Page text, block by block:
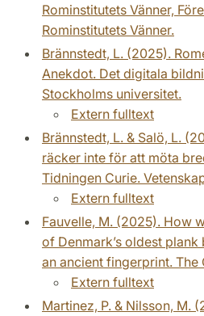
Rominstitutets Vänner,
Rominstitutets Vänner.
Brännstedt, L. (2025).
Anekdot. Det digitala
Stockholms universitet.
Extern fulltext
Brännstedt, L. & Salö, L.
räcker inte för att möta
Tidningen Curie.
Extern fulltext
Fauvelle, M. (2025). How
of Denmark’s oldest
an ancient fingerprint. The
Extern fulltext
Martinez, P. & Nilsson, M.